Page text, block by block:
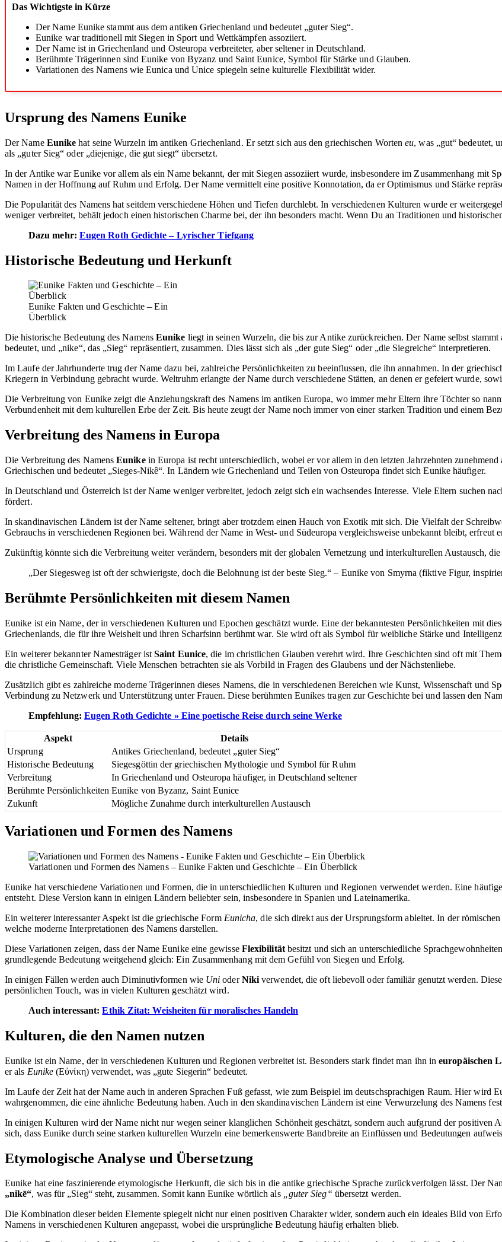
Das Wichtigste in Kürze
Der Name Eunike stammt aus dem antiken Griechenland und bedeutet „guter Sieg“.
Eunike war traditionell mit Siegen in Sport und Wettkämpfen assoziiert.
Der Name ist in Griechenland und Osteuropa verbreiteter, aber seltener in Deutschland.
Berühmte Trägerinnen sind Eunike von Byzanz und Saint Eunice, Symbol für Stärke und Glauben.
Variationen des Namens wie Eunica und Unice spiegeln seine kulturelle Flexibilität wider.
Ursprung des Namens Eunike
Der Name Eunike hat seine Wurzeln im antiken Griechenland. Er setzt sich aus den griechischen Worteneu, was „gut“ bedeutet,
als „guter Sieg“ oder „diejenige, die gut siegt“ übersetzt.
In der Antike war Eunike vor allem als ein Name bekannt, der mit Siegen assoziiert wurde, insbesondere im Zusammenhang mit
Namen in der Hoffnung auf Ruhm und Erfolg. Der Name vermittelt eine positive Konnotation, da er Optimismus und Stärke
Die Popularität des Namens hat seitdem verschiedene Höhen und Tiefen durchlebt. In verschiedenen Kulturen wurde er
weniger verbreitet, behält jedoch einen historischen Charme bei, der ihn besonders macht. Wenn Du an Traditionen und
Dazu mehr: Eugen Roth Gedichte – Lyrischer Tiefgang
Historische Bedeutung und Herkunft
Eunike Fakten und Geschichte – Ein
Überblick
Die historische Bedeutung des Namens Eunike liegt in seinen Wurzeln, die bis zur Antike zurückreichen. Der Name selbst stammt
bedeutet, und „nike“, das „Sieg“ repräsentiert, zusammen. Dies lässt sich als „der gute Sieg“ oder „die Siegreiche“ interpretieren.
Im Laufe der Jahrhunderte trug der Name dazu bei, zahlreiche Persönlichkeiten zu beeinflussen, die ihn annahmen. In der
Kriegern in Verbindung gebracht wurde. Weltruhm erlangte der Name durch verschiedene Stätten, an denen er gefeiert wurde,
Die Verbreitung von Eunike zeigt die Anziehungskraft des Namens im antiken Europa, wo immer mehr Eltern ihre Töchter so
Verbundenheit mit dem kulturellen Erbe der Zeit. Bis heute zeugt der Name noch immer von einer starken Tradition und einem
Verbreitung des Namens in Europa
Die Verbreitung des NamensEunikein Europa ist recht unterschiedlich, wobei er vor allem in den letzten Jahrzehnten
Griechischen und bedeutet „Sieges-Nikê“. In Ländern wie Griechenland und Teilen von Osteuropa findet sich Eunike häufiger.
In Deutschland und Österreich ist der Name weniger verbreitet, jedoch zeigt sich ein wachsendes Interesse. Viele Eltern suchen
fördert.
In skandinavischen Ländern ist der Name seltener, bringt aber trotzdem einen Hauch von Exotik mit sich. Die Vielfalt der
Gebrauchs in verschiedenen Regionen bei. Während der Name in West- und Südeuropa vergleichsweise unbekannt bleibt, erfreut
Zukünftig könnte sich die Verbreitung weiter verändern, besonders mit der globalen Vernetzung und interkulturellen Austausch,
„Der Siegesweg ist oft der schwierigste, doch die Belohnung ist der beste Sieg.“ – Eunike von Smyrna (fiktive Figur,
Berühmte Persönlichkeiten mit diesem Namen
Eunike ist ein Name, der in verschiedenen Kulturen und Epochen geschätzt wurde. Eine der bekanntesten Persönlichkeiten mit
Griechenlands, die für ihre Weisheit und ihren Scharfsinn berühmt war. Sie wird oft als Symbol für weibliche Stärke und
Ein weiterer bekannter Namesträger istSaint Eunice, die im christlichen Glauben verehrt wird. Ihre Geschichten sind oft mit
die christliche Gemeinschaft. Viele Menschen betrachten sie als Vorbild in Fragen des Glaubens und der Nächstenliebe.
Zusätzlich gibt es zahlreiche moderne Trägerinnen dieses Namens, die in verschiedenen Bereichen wie Kunst, Wissenschaft und
Verbindung zu Netzwerk und Unterstützung unter Frauen. Diese berühmten Eunikes tragen zur Geschichte bei und lassen den
Empfehlung: Eugen Roth Gedichte » Eine poetische Reise durch seine Werke
Aspekt
Details
Ursprung
Antikes Griechenland, bedeutet „guter Sieg“
Historische Bedeutung
Siegesgöttin der griechischen Mythologie und Symbol für Ruhm
Verbreitung
In Griechenland und Osteuropa häufiger, in Deutschland seltener
Berühmte Persönlichkeiten Eunike von Byzanz, Saint Eunice
Zukunft
Mögliche Zunahme durch interkulturellen Austausch
Variationen und Formen des Namens
Variationen und Formen des Namens – Eunike Fakten und Geschichte – Ein Überblick
Eunike hat verschiedene Variationen und Formen, die in unterschiedlichen Kulturen und Regionen verwendet werden. Eine
entsteht. Diese Version kann in einigen Ländern beliebter sein, insbesondere in Spanien und Lateinamerika.
Ein weiterer interessanter Aspekt ist die griechische Form Eunicha, die sich direkt aus der Ursprungsform ableitet. In der
welche moderne Interpretationen des Namens darstellen.
Diese Variationen zeigen, dass der Name Eunike eine gewisse Flexibilitätbesitzt und sich an unterschiedliche
grundlegende Bedeutung weitgehend gleich: Ein Zusammenhang mit dem Gefühl von Siegen und Erfolg.
In einigen Fällen werden auch Diminutivformen wie Uni oderNiki verwendet, die oft liebevoll oder familiär genutzt werden.
persönlichen Touch, was in vielen Kulturen geschätzt wird.
Auch interessant:Ethik Zitat: Weisheiten für moralisches Handeln
Kulturen, die den Namen nutzen
Eunike ist ein Name, der in verschiedenen Kulturen und Regionen verbreitet ist. Besonders stark findet man ihn ineuropäischen
er als Eunike (Εὐνίκη) verwendet, was „gute Siegerin“ bedeutet.
Im Laufe der Zeit hat der Name auch in anderen Sprachen Fuß gefasst, wie zum Beispiel im deutschsprachigen Raum. Hier wird
wahrgenommen, die eine ähnliche Bedeutung haben. Auch in den skandinavischen Ländern ist eine Verwurzelung des Namens
In einigen Kulturen wird der Name nicht nur wegen seiner klanglichen Schönheit geschätzt, sondern auch aufgrund der positiven
sich, dass Eunike durch seine starken kulturellen Wurzeln eine bemerkenswerte Bandbreite an Einflüssen und Bedeutungen
Etymologische Analyse und Übersetzung
Eunike hat eine faszinierende etymologische Herkunft, die sich bis in die antike griechische Sprache zurückverfolgen lässt. Der
„nikē“, was für „Sieg“ steht, zusammen. Somit kann Eunike wörtlich als „guter Sieg“ übersetzt werden.
Die Kombination dieser beiden Elemente spiegelt nicht nur einen positiven Charakter wider, sondern auch ein ideales Bild von
Namens in verschiedenen Kulturen angepasst, wobei die ursprüngliche Bedeutung häufig erhalten blieb.